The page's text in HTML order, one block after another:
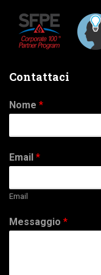
Contattaci
Nome *
Email *
Email
Messaggio *